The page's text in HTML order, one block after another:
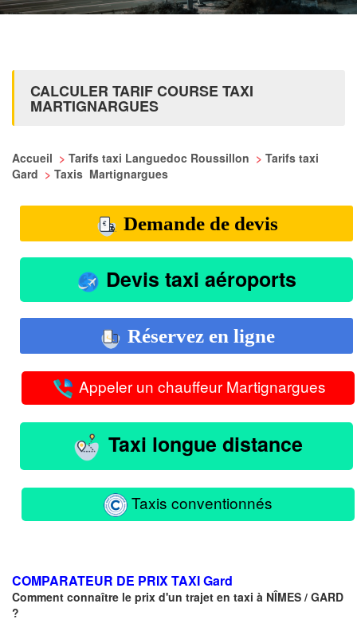
CALCULER TARIF COURSE TAXI
MARTIGNARGUES
Accueil > Tarifs taxi Languedoc Roussillon > Tarifs taxi
Gard > Taxis Martignargues
Demande de devis
Devis taxi aéroports
Réservez en ligne
Appeler un chauffeur Martignargues
Taxi longue distance
Taxis conventionnés
COMPARATEUR DE PRIX TAXIGard
Comment connaître le prix d'un trajet en taxi à NÎMES / GARD
?